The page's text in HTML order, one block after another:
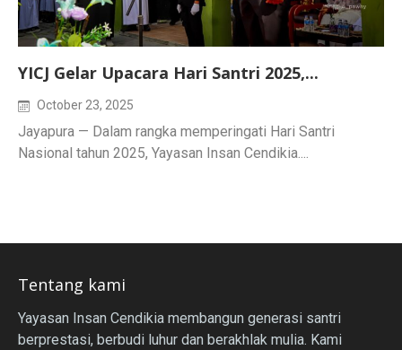
YICJ Gelar Upacara Hari Santri 2025,...
October 23, 2025
Jayapura — Dalam rangka memperingati Hari Santri
Nasional tahun 2025, Yayasan Insan Cendikia....
Tentang kami
Yayasan Insan Cendikia membangun generasi santri
berprestasi, berbudi luhur dan berakhlak mulia. Kami